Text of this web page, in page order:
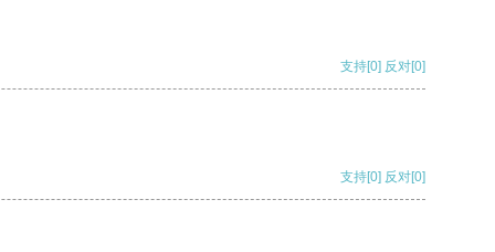
支持[0] 反对[0]
支持[0] 反对[0]